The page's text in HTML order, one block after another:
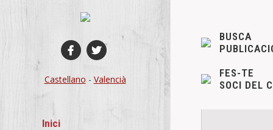
Castellano - Valencià
Inici
BUSCA
FES-TE
SOCI DEL